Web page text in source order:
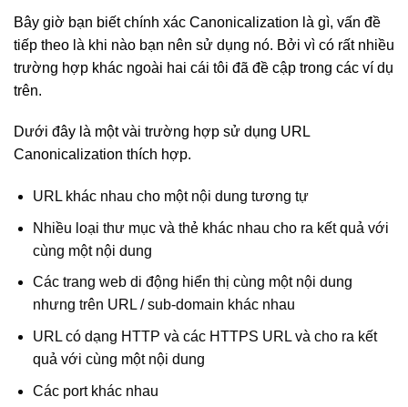
Bây giờ bạn biết chính xác Canonicalization là gì, vấn đề
tiếp theo là khi nào bạn nên sử dụng nó. Bởi vì có rất nhiều
trường hợp khác ngoài hai cái tôi đã đề cập trong các ví dụ
trên.
Dưới đây là một vài trường hợp sử dụng URL
Canonicalization thích hợp.
URL khác nhau cho một nội dung tương tự
Nhiều loại thư mục và thẻ khác nhau cho ra kết quả với
cùng một nội dung
Các trang web di động hiển thị cùng một nội dung
nhưng trên URL / sub-domain khác nhau
URL có dạng HTTP và các HTTPS URL và cho ra kết
quả với cùng một nội dung
Các port khác nhau